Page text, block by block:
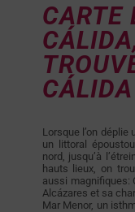
CARTE
Lorsque l’on déplie
un littoral
nord, jusqu’à
hauts lieux, on
aussi magnifiques:
Alcázares et sa
Mar Menor, un